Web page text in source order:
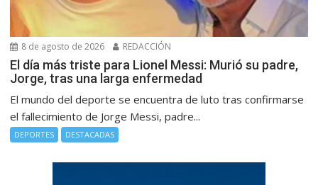
8 de agosto de 2026 REDACCIÓN
El día más triste para Lionel Messi: Murió su padre,
Jorge, tras una larga enfermedad
El mundo del deporte se encuentra de luto tras confirmarse
el fallecimiento de Jorge Messi, padre...
DEPORTES DESTACADAS